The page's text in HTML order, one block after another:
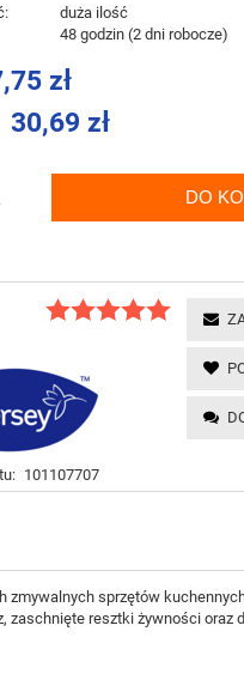
duża ilość
48 godzin (2 dni robocze)
zł
30,69 zł
DO
101107707
sprzętów
resztki żywności oraz